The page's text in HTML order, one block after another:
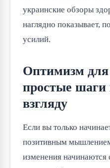
украинские обзоры
наглядно показывает,
усилий.
Оптимизм
простые шаги
взгляду
Если вы только
позитивным
изменения начинаются